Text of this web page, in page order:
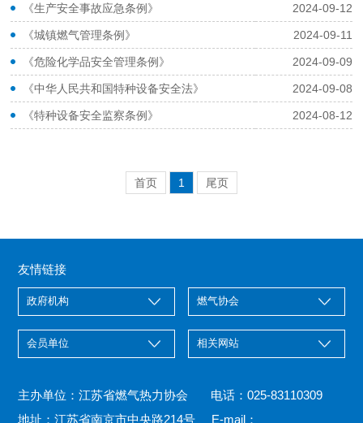
《生产安全事故应急条例》 2024-09-12
《城镇燃气管理条例》 2024-09-11
《危险化学品安全管理条例》 2024-09-09
《中华人民共和国特种设备安全法》 2024-09-08
《特种设备安全监察条例》 2024-08-12
首页 1 尾页
友情链接
主办单位：江苏省燃气热力协会 电话：025-83110309
地址：江苏省南京市中央路214号 E-mail：